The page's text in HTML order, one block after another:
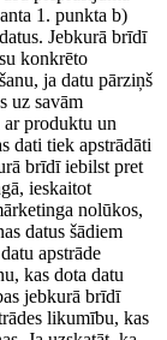
1. punkta b)
Jebkurā brīdī
konkrēto
ja datu pārziņš
uz savām
ar produktu un
dati tiek apstrādāti
brīdī iebilst pret
ieskaitot
nolūkos,
datus šādiem
apstrāde
kas dota datu
jebkurā brīdī
likumību, kas